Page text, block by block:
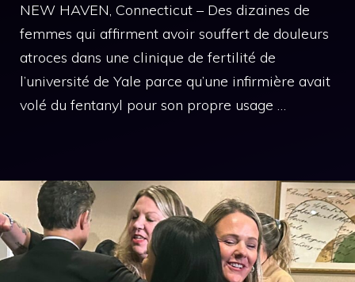
NEW HAVEN, Connecticut – Des dizaines de
femmes qui affirment avoir souffert de douleurs
atroces dans une clinique de fertilité de
l’université de Yale parce qu’une infirmière avait
volé du fentanyl pour son propre usage …